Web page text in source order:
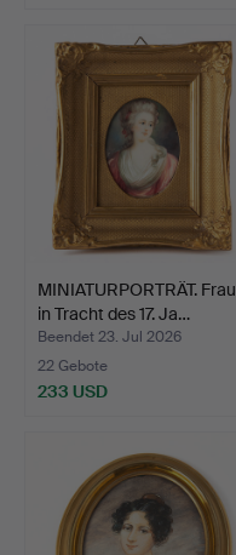
MINIATURPORTRÄT. Frau
in Tracht des 17. Ja…
Beendet 23. Jul 2026
22 Gebote
233 USD